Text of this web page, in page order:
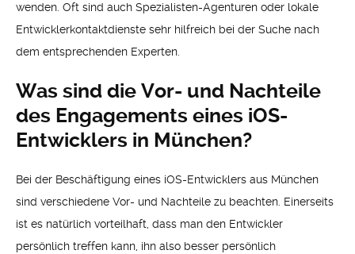
wenden. Oft sind auch Spezialisten-Agenturen oder lokale
Entwicklerkontaktdienste sehr hilfreich bei der Suche nach
dem entsprechenden Experten.
Was sind die Vor- und Nachteile
des Engagements eines iOS-
Entwicklers in München?
Bei der Beschäftigung eines iOS-Entwicklers aus München
sind verschiedene Vor- und Nachteile zu beachten. Einerseits
ist es natürlich vorteilhaft, dass man den Entwickler
persönlich treffen kann, ihn also besser persönlich